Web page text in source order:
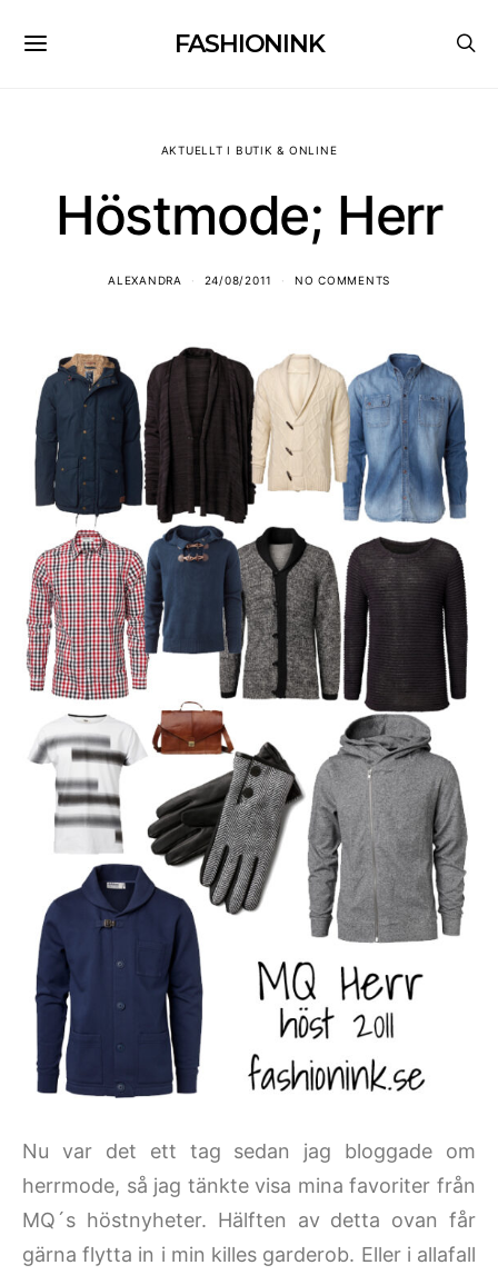
FASHIONINK
AKTUELLT I BUTIK & ONLINE
Höstmode; Herr
ALEXANDRA 24/08/2011 NO COMMENTS
Nu var det ett tag sedan jag bloggade om
herrmode, så jag tänkte visa mina favoriter från
MQ´s höstnyheter. Hälften av detta ovan får
gärna flytta in i min killes garderob. Eller i allafall